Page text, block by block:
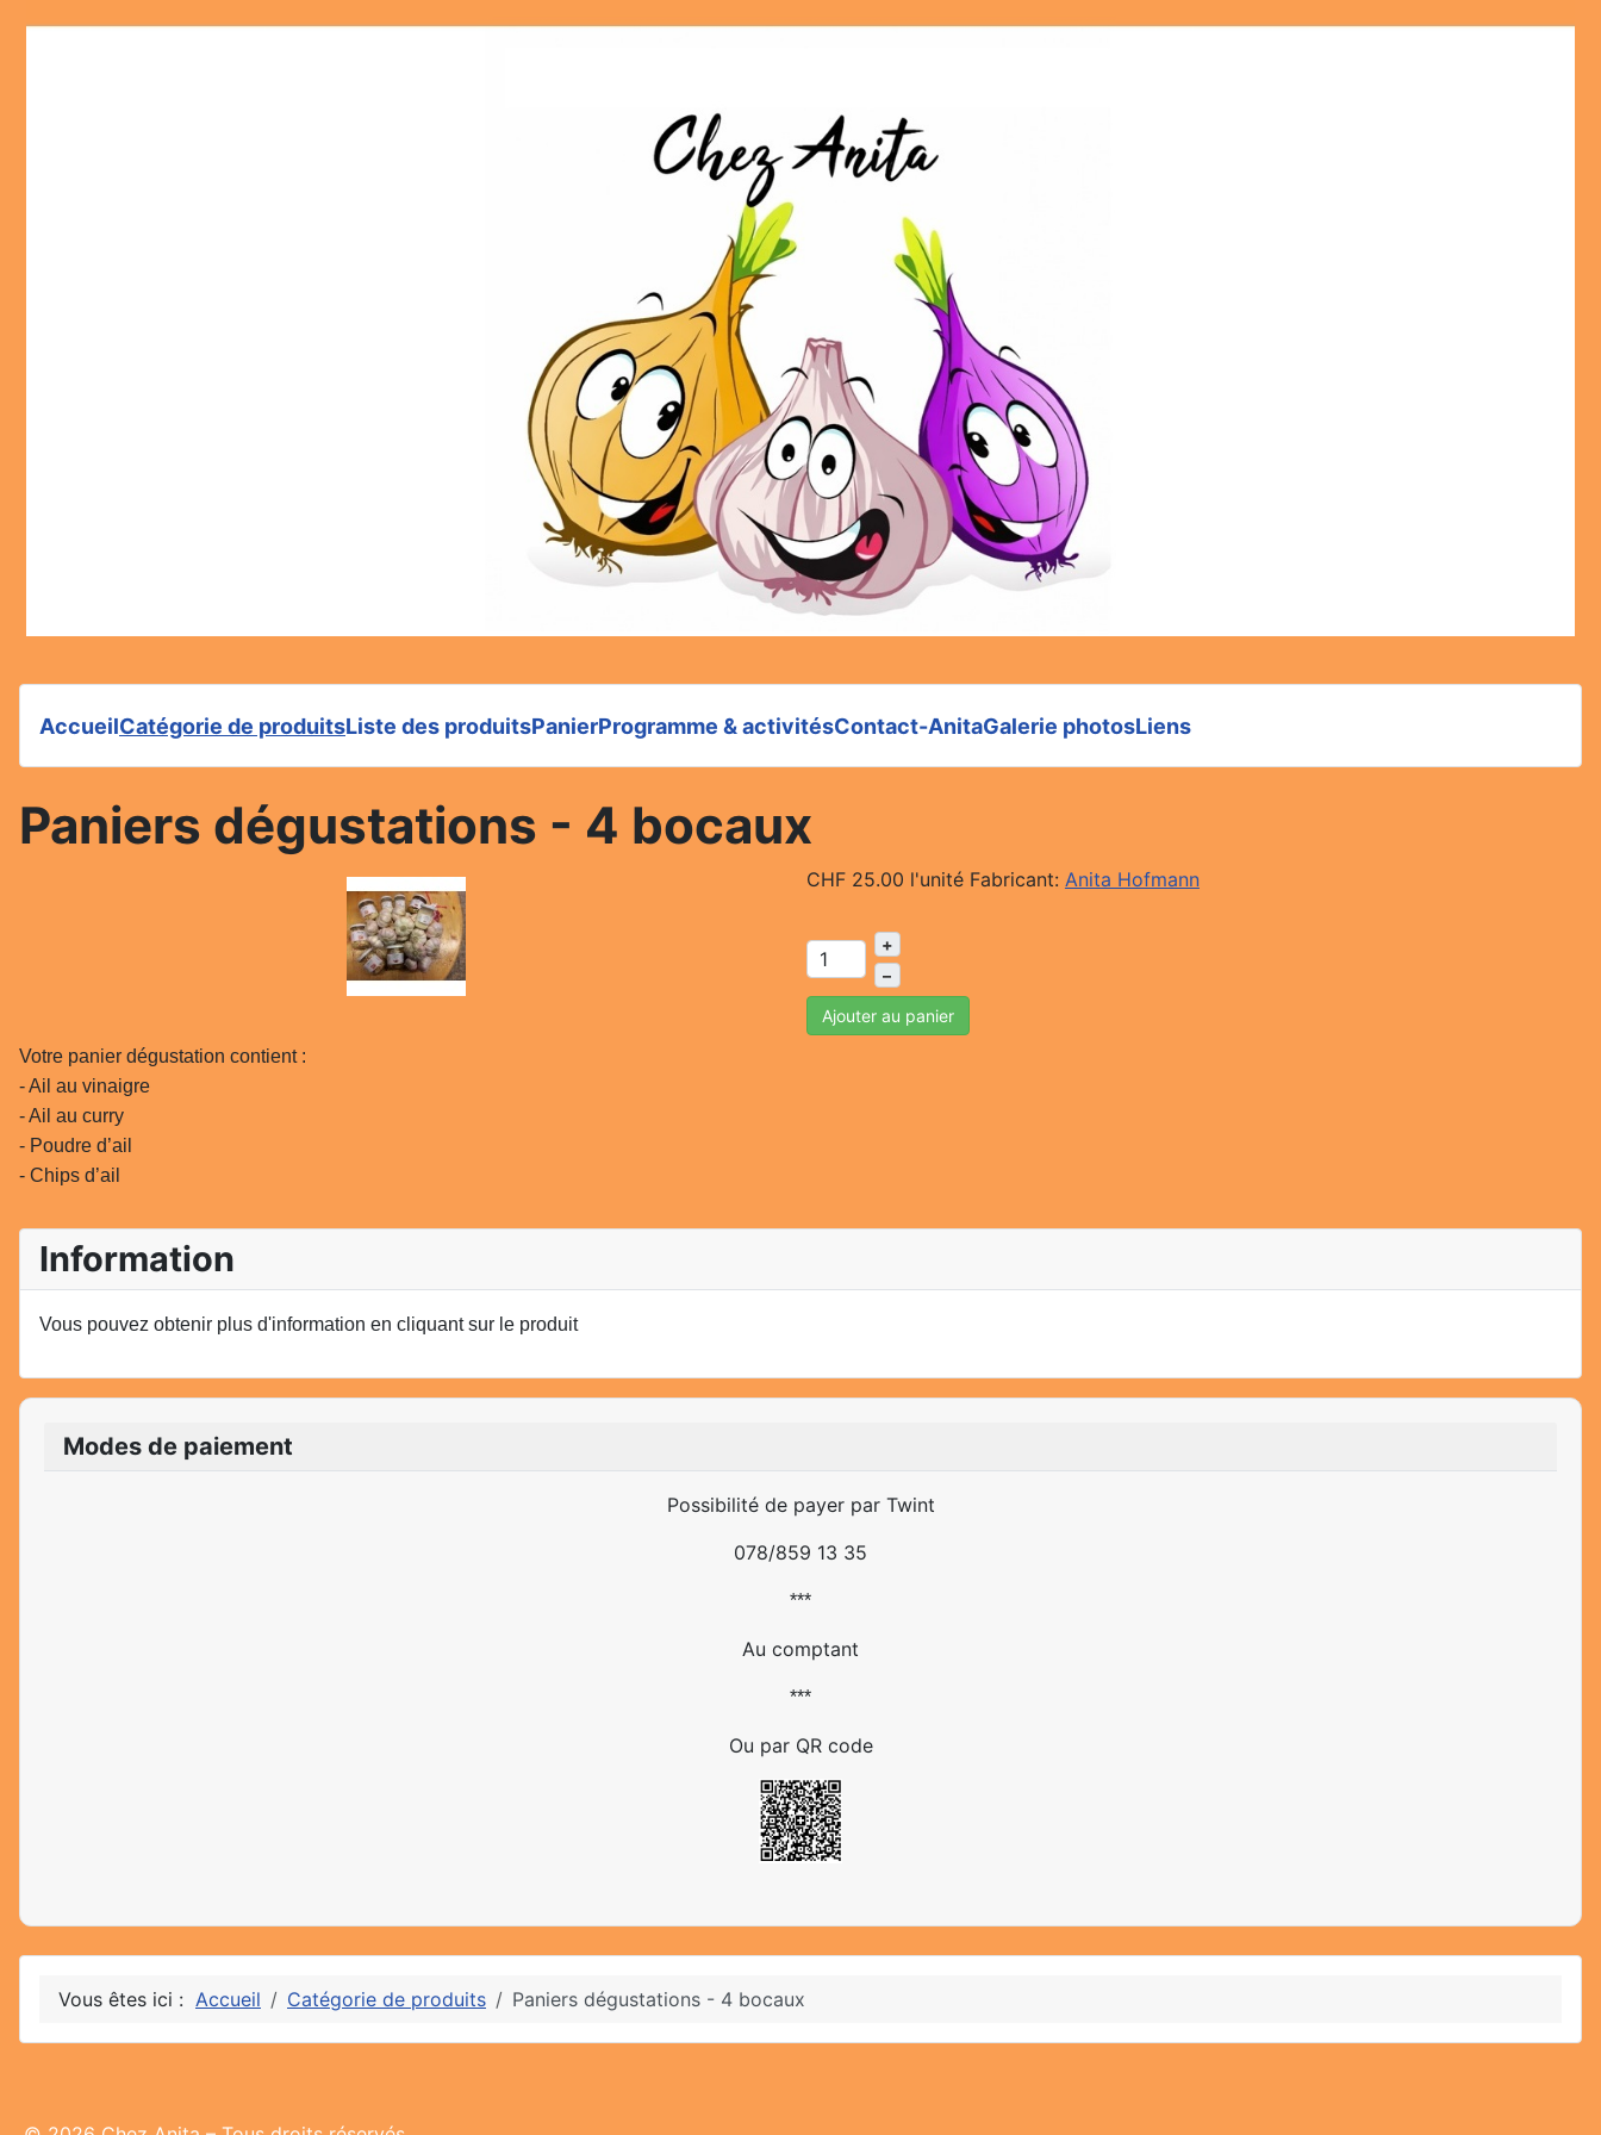
AccueilCatégorie de produitsListe des produitsPanierProgramme & activitésContact-AnitaGalerie photosLiens
Paniers dégustations - 4 bocaux
CHF 25.00 l'unité Fabricant: Anita Hofmann
+
–
Ajouter au panier
Votre panier dégustation contient :
- Ail au vinaigre
- Ail au curry
- Poudre d’ail
- Chips d’ail
Information
Vous pouvez obtenir plus d'information en cliquant sur le produit
Modes de paiement
Possibilité de payer par Twint
078/859 13 35
***
Au comptant
***
Ou par QR code
Vous êtes ici : Accueil Catégorie de produits Paniers dégustations - 4 bocaux